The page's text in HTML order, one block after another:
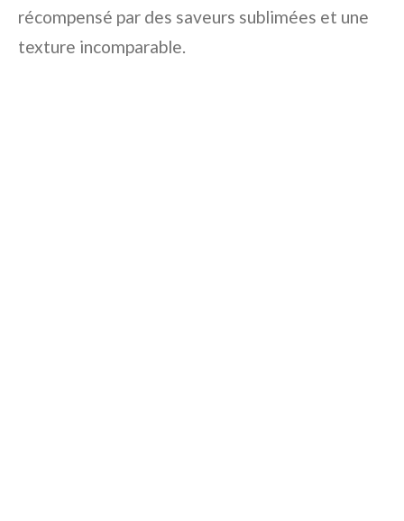
récompensé par des saveurs sublimées et une
texture incomparable.